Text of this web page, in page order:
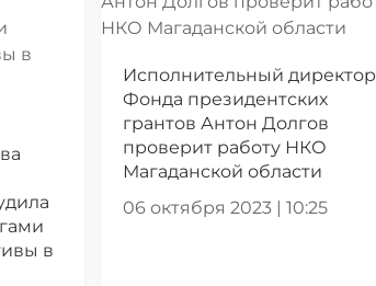
в
Исполнительный директор
Фонда президентских
грантов Антон Долгов
проверит работу НКО
Магаданской области
06 октября 2023 | 10:25